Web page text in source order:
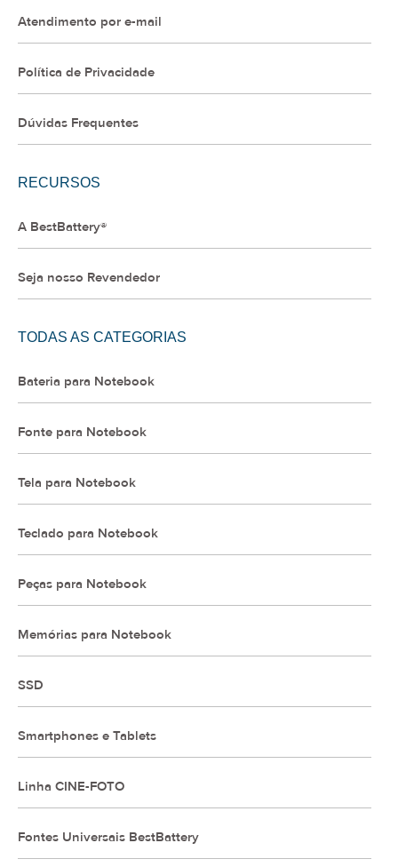
Atendimento por e-mail
Política de Privacidade
Dúvidas Frequentes
RECURSOS
A BestBattery®
Seja nosso Revendedor
TODAS AS CATEGORIAS
Bateria para Notebook
Fonte para Notebook
Tela para Notebook
Teclado para Notebook
Peças para Notebook
Memórias para Notebook
SSD
Smartphones e Tablets
Linha CINE-FOTO
Fontes Universais BestBattery